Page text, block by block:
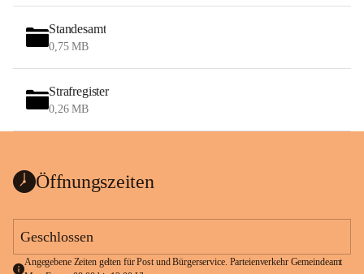
Standesamt
0,75 MB
Strafregister
0,26 MB
Öffnungszeiten
Geschlossen
Angegebene Zeiten gelten für Post und Bürgerservice. Parteienverkehr Gemeindeamt